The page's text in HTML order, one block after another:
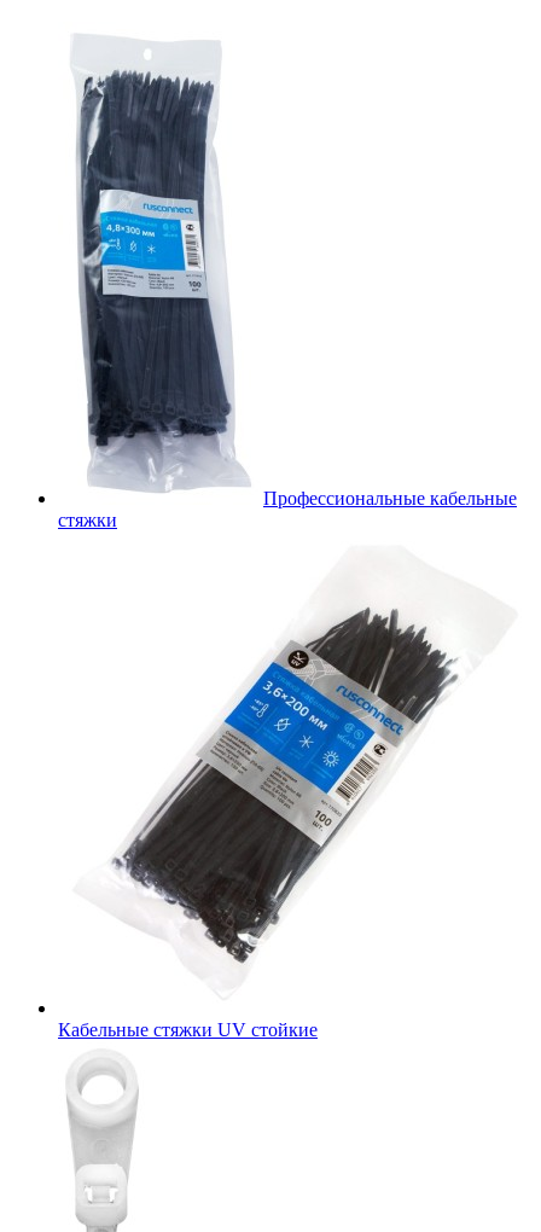
Профессиональные кабельные
стяжки
Кабельные стяжки UV стойкие